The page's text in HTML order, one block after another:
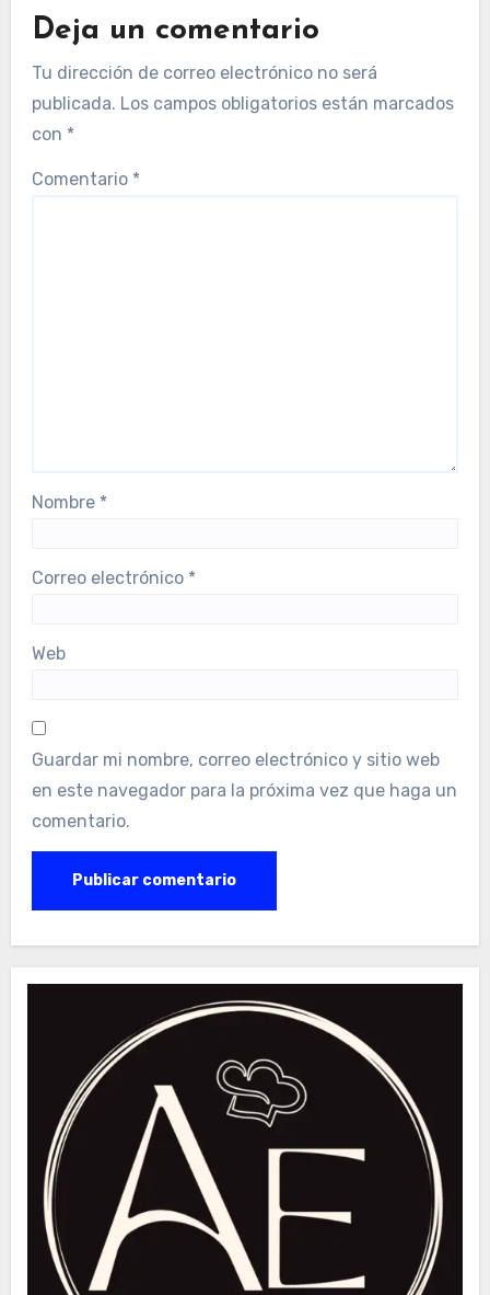
Deja un comentario
Tu dirección de correo electrónico no será
publicada. Los campos obligatorios están marcados
con *
Comentario *
Nombre *
Correo electrónico *
Web
Guardar mi nombre, correo electrónico y sitio web
en este navegador para la próxima vez que haga un
comentario.